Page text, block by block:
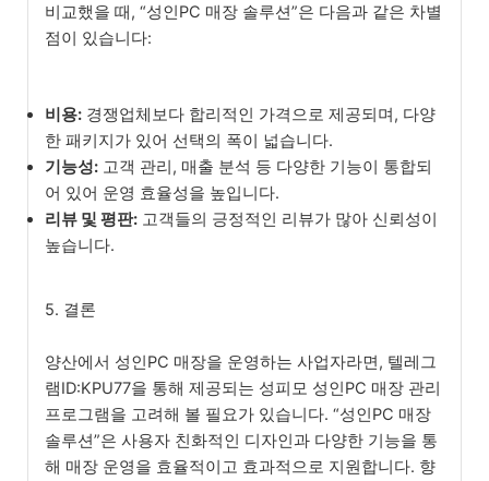
비교했을 때, “성인PC 매장 솔루션”은 다음과 같은 차별
점이 있습니다:
비용: 경쟁업체보다 합리적인 가격으로 제공되며, 다양
한 패키지가 있어 선택의 폭이 넓습니다.
기능성: 고객 관리, 매출 분석 등 다양한 기능이 통합되
어 있어 운영 효율성을 높입니다.
리뷰 및 평판: 고객들의 긍정적인 리뷰가 많아 신뢰성이
높습니다.
5. 결론
양산에서 성인PC 매장을 운영하는 사업자라면, 텔레그
램ID:KPU77을 통해 제공되는 성피모 성인PC 매장 관리
프로그램을 고려해 볼 필요가 있습니다. “성인PC 매장
솔루션”은 사용자 친화적인 디자인과 다양한 기능을 통
해 매장 운영을 효율적이고 효과적으로 지원합니다. 향